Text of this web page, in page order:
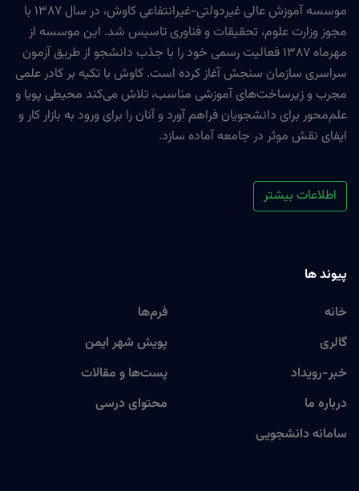
موسسه آموزش عالی غیردولتی-غیرانتفاعی کاوش، در سال ۱۳۸۷ با
مجوز وزارت علوم، تحقیقات و فناوری تاسیس شد. این موسسه از
مهرماه ۱۳۸۷ فعالیت رسمی خود را با جذب دانشجو از طریق آزمون
سراسری سازمان سنجش آغاز کرده است. کاوش با تکیه بر کادر علمی
مجرب و زیرساخت‌های آموزشی مناسب، تلاش می‌کند محیطی پویا و
علم‌محور برای دانشجویان فراهم آورد و آنان را برای ورود به بازار کار و
ایفای نقش موثر در جامعه آماده سازد.
اطلاعات بیشتر
پیوند ها
خانه
گالری
خبر-رویداد
درباره ما
سامانه دانشجویی
فرم‌ها
پویش شهر ایمن
پست‌ها و مقالات
محتوای درسی